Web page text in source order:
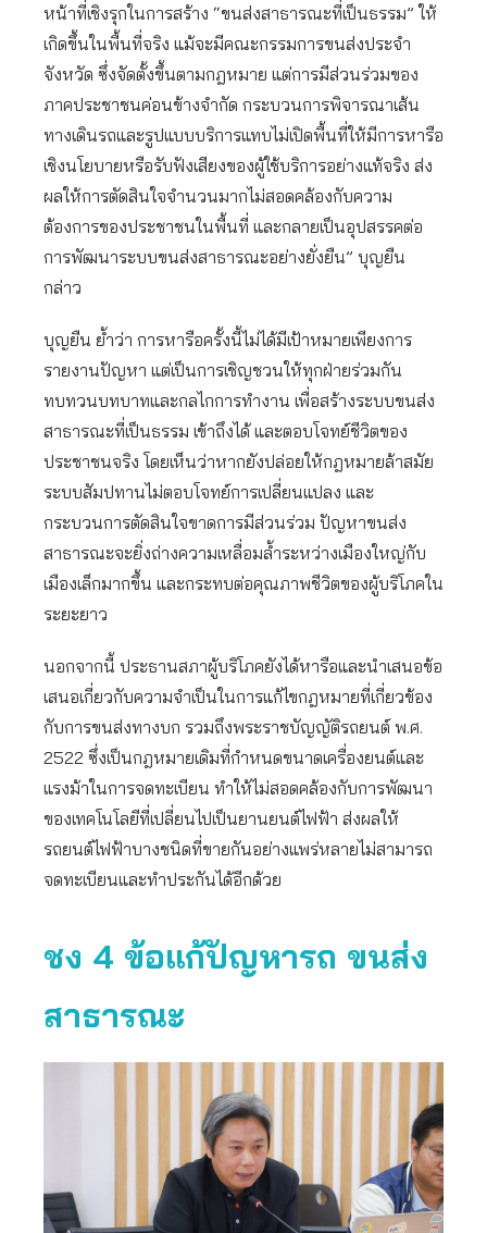
หน้าที่เชิงรุกในการสร้าง “ขนส่งสาธารณะที่เป็นธรรม” ให้
เกิดขึ้นในพื้นที่จริง แม้จะมีคณะกรรมการขนส่งประจำ
จังหวัด ซึ่งจัดตั้งขึ้นตามกฎหมาย แต่การมีส่วนร่วมของ
ภาคประชาชนค่อนข้างจำกัด กระบวนการพิจารณาเส้น
ทางเดินรถและรูปแบบบริการแทบไม่เปิดพื้นที่ให้มีการหารือ
เชิงนโยบายหรือรับฟังเสียงของผู้ใช้บริการอย่างแท้จริง ส่ง
ผลให้การตัดสินใจจำนวนมากไม่สอดคล้องกับความ
ต้องการของประชาชนในพื้นที่ และกลายเป็นอุปสรรคต่อ
การพัฒนาระบบขนส่งสาธารณะอย่างยั่งยืน” บุญยืน
กล่าว
บุญยืน ย้ำว่า การหารือครั้งนี้ไม่ได้มีเป้าหมายเพียงการ
รายงานปัญหา แต่เป็นการเชิญชวนให้ทุกฝ่ายร่วมกัน
ทบทวนบทบาทและกลไกการทำงาน เพื่อสร้างระบบขนส่ง
สาธารณะที่เป็นธรรม เข้าถึงได้ และตอบโจทย์ชีวิตของ
ประชาชนจริง โดยเห็นว่าหากยังปล่อยให้กฎหมายล้าสมัย
ระบบสัมปทานไม่ตอบโจทย์การเปลี่ยนแปลง และ
กระบวนการตัดสินใจขาดการมีส่วนร่วม ปัญหาขนส่ง
สาธารณะจะยิ่งถ่างความเหลื่อมล้ำระหว่างเมืองใหญ่กับ
เมืองเล็กมากขึ้น และกระทบต่อคุณภาพชีวิตของผู้บริโภคใน
ระยะยาว
นอกจากนี้ ประธานสภาผู้บริโภคยังได้หารือและนำเสนอข้อ
เสนอเกี่ยวกับความจำเป็นในการแก้ไขกฎหมายที่เกี่ยวข้อง
กับการขนส่งทางบก รวมถึงพระราชบัญญัติรถยนต์ พ.ศ.
2522 ซึ่งเป็นกฎหมายเดิมที่กำหนดขนาดเครื่องยนต์และ
แรงม้าในการจดทะเบียน ทำให้ไม่สอดคล้องกับการพัฒนา
ของเทคโนโลยีที่เปลี่ยนไปเป็นยานยนต์ไฟฟ้า ส่งผลให้
รถยนต์ไฟฟ้าบางชนิดที่ขายกันอย่างแพร่หลายไม่สามารถ
จดทะเบียนและทำประกันได้อีกด้วย
ชง 4 ข้อแก้ปัญหารถ ขนส่ง
สาธารณะ